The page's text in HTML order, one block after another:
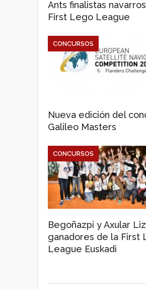
Ants finalistas
First Lego League
Nueva edición del
Galileo Masters
CONCURSOS
Begoñazpi y Axular
ganadores de la First
League Euskadi
CONCURSOS